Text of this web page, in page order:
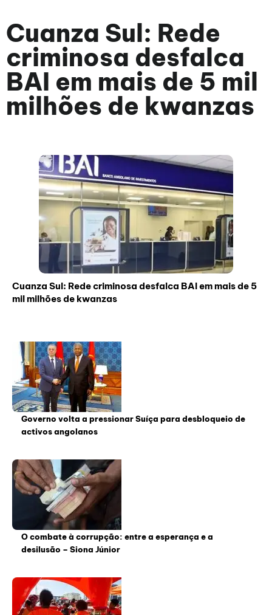
Cuanza Sul: Rede
criminosa desfalca
BAI em mais de 5 mil
milhões de kwanzas
Cuanza Sul: Rede criminosa desfalca BAI em mais de 5
mil milhões de kwanzas
Governo volta a pressionar Suíça para desbloqueio de
activos angolanos
O combate à corrupção: entre a esperança e a
desilusão – Siona Júnior